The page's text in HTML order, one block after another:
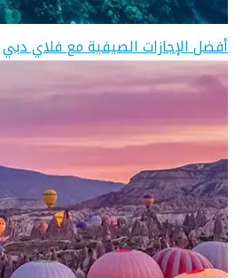
أفضل الإجازات الصيفية مع فلاي دبي